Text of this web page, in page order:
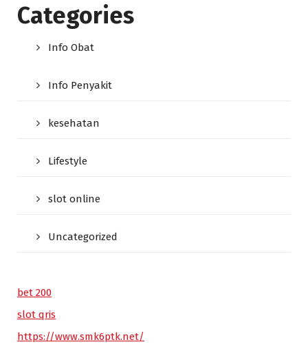
Categories
Info Obat
Info Penyakit
kesehatan
Lifestyle
slot online
Uncategorized
bet 200
slot qris
https://www.smk6ptk.net/